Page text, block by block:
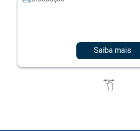
Saiba mais